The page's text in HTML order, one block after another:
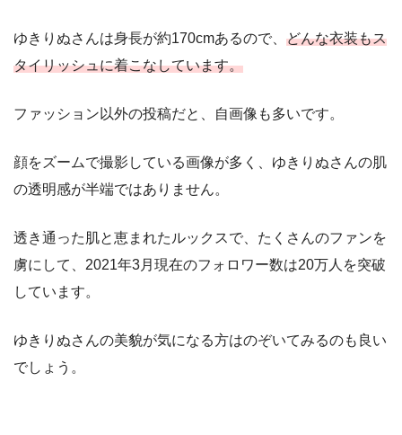
ゆきりぬさんは身長が約170cmあるので、 どんな衣装もス
タイリッシュに着こなしています。
ファッション以外の投稿だと、自画像も多いです。
顔をズームで撮影している画像が多く、ゆきりぬさんの肌
の透明感が半端ではありません。
透き通った肌と恵まれたルックスで、たくさんのファンを
虜にして、2021年3月現在のフォロワー数は20万人を突破
しています。
ゆきりぬさんの美貌が気になる方はのぞいてみるのも良い
でしょう。